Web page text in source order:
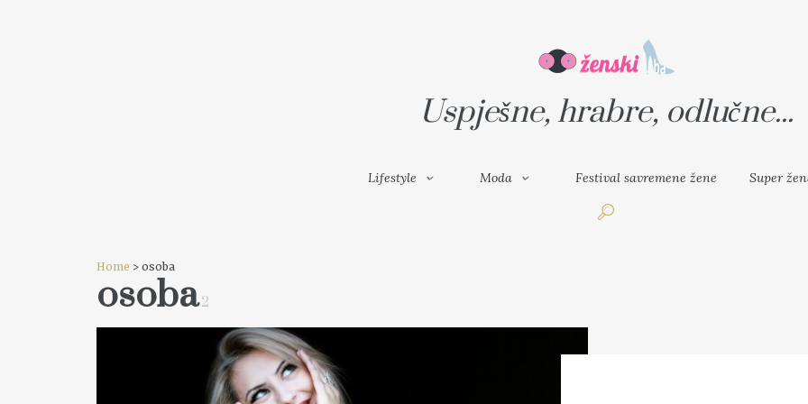
SUPER ŽENA
Uspješne, hrabre, odlučne...
Lifestyle Moda Festival savremene žene Super
Home > osoba
osoba2